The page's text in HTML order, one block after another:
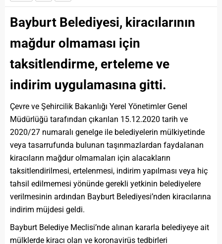
Bayburt Belediyesi, kiracılarının
mağdur olmaması için
taksitlendirme, erteleme ve
indirim uygulamasına gitti.
Çevre ve Şehircilik Bakanlığı Yerel Yönetimler Genel
Müdürlüğü tarafından çıkarılan 15.12.2020 tarih ve
2020/27 numaralı genelge ile belediyelerin mülkiyetinde
veya tasarrufunda bulunan taşınmazlardan faydalanan
kiracıların mağdur olmamaları için alacakların
taksitlendirilmesi, ertelenmesi, indirim yapılması veya hiç
tahsil edilmemesi yönünde gerekli yetkinin belediyelere
verilmesinin ardından Bayburt Belediyesi’nden kiracılarına
indirim müjdesi geldi.
Bayburt Belediye Meclisi’nde alınan kararla belediyeye ait
mülklerde kiracı olan ve koronavirüs tedbirleri